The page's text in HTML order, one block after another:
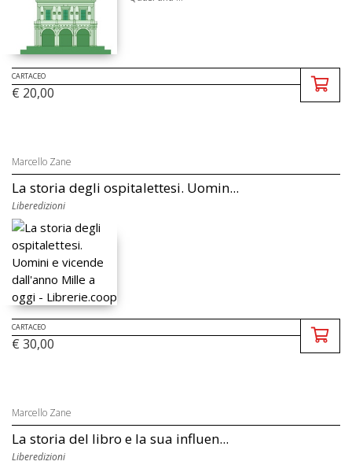
CARTACEO
€ 20,00
Marcello Zane
La storia degli ospitalettesi. Uomin...
Liberedizioni
CARTACEO
€ 30,00
Marcello Zane
La storia del libro e la sua influen...
Liberedizioni